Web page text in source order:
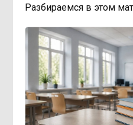
Разбираемся в этом